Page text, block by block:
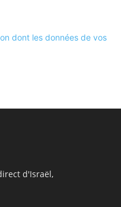
dont les données de vos
d'Israël,